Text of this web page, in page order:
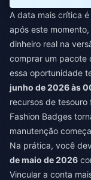
A data mais crítica é
após este
dinheiro real na
comprar um pacote
essa oportunidade
junho de 2026 às
recursos de tesouro
Fashion Badges
manutenção
Na prática, você
de maio de 2026
Vincular a conta